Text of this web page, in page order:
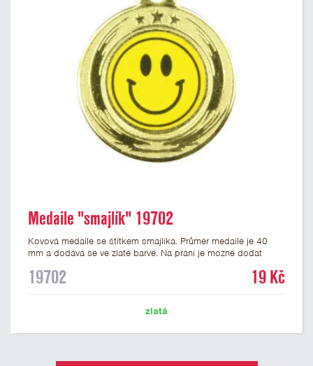
Medaile "smajlík" 19702
Kovová medaile se štítkem smajlíka. Průměr medaile je 40
mm a dodává se ve zlaté barvě. Na přání je možné dodat
nalepit štítek s potiskem nebo gravírováním vlastního textu
19702 19 Kč
zlatá